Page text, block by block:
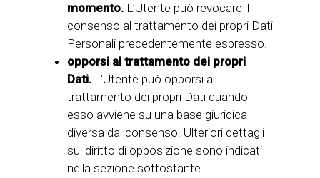
momento. L’Utente può revocare il
consenso al trattamento dei propri Dati
Personali precedentemente espresso.
opporsi al trattamento dei propri
Dati. L’Utente può opporsi al
trattamento dei propri Dati quando
esso avviene su una base giuridica
diversa dal consenso. Ulteriori dettagli
sul diritto di opposizione sono indicati
nella sezione sottostante.